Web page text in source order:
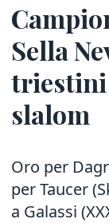
Sella
triestini
slalom
Oro per
per Taucer
a Galassi